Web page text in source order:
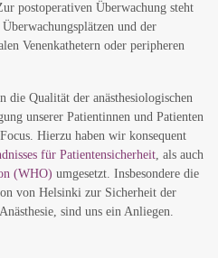
postoperativen Überwachung steht
und der
Venenkathetern oder peripheren
die Qualität der anästhesiologischen
unserer Patientinnen und Patienten
Hierzu haben wir konsequent
für Patientensicherheit, als auch
(WHO) umgesetzt. Insbesondere die
von Helsinki zur Sicherheit der
sind uns ein Anliegen.